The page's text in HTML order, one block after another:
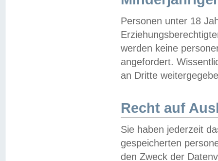
Personen unter 18
werden keine
angefordert.
an Dritte
Recht auf
Sie haben jederzeit
gespeicherten
den Zweck der